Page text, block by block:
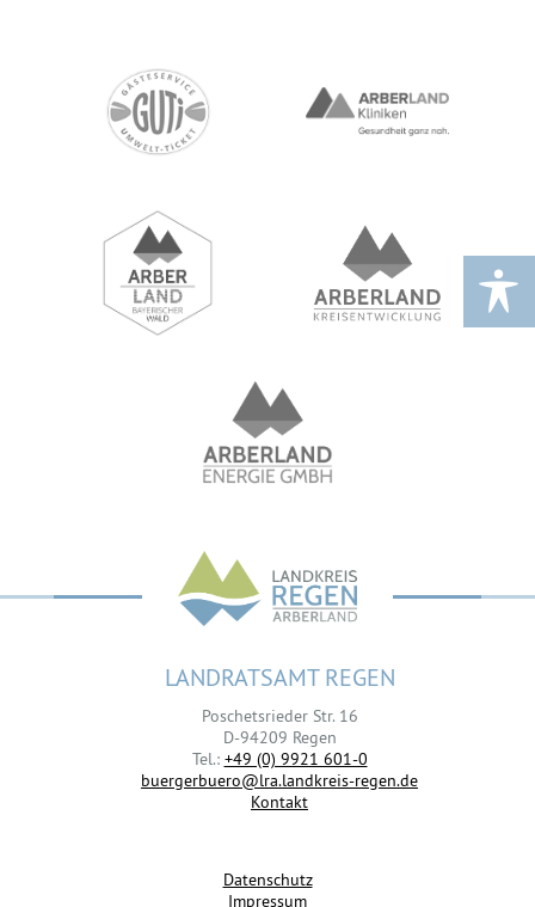
LANDRATSAMT REGEN
Poschetsrieder Str. 16
D-94209 Regen
Tel.: +49 (0) 9921 601-0
buergerbuero@lra.landkreis-regen.de
Kontakt
Datenschutz
Impressum